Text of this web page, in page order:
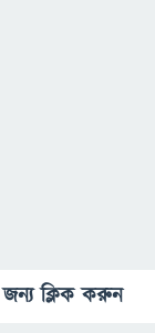
ক্লিক করুন